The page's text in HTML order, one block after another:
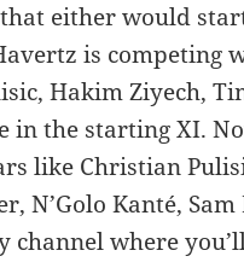
either would
is competing
Hakim Ziyech,
in the starting XI.
like Christian
N’Golo Kanté,
channel where